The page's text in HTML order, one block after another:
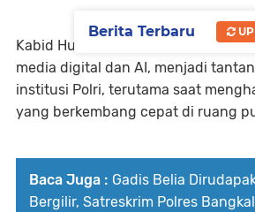
Kabid Humas Polda Jatim
media digital dan AI, menjadi
institusi Polri, terutama saat
yang berkembang cepat di ruang
Baca Juga : Gadis Belia
Bergilir, Satreskrim Polres
Berita Terbaru